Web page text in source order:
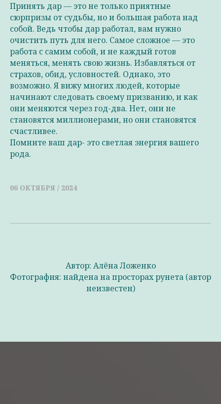
Принять дар — это не только приятные
сюрпризы от судьбы, но и большая работа над
собой. Ведь чтобы дар работал, вам нужно
очистить путь для него. Самое сложное — это
работа с самим собой, и не каждый готов
меняться, менять свою жизнь. Избавляться от
страхов, обид, условностей. Однако, это
возможно. Я вижу многих людей, которые
начинают следовать своему призванию, и как
они меняются через год-два. Нет, они не
становятся миллионерами, но они становятся
счастливее.
Помните ваш дар- это светлая энергия вашего
рода.
06 ОКТЯБРЯ / 2024
Автор: Алёна Ложенко
Фотография: найдена на просторах рунета (автор
неизвестен)